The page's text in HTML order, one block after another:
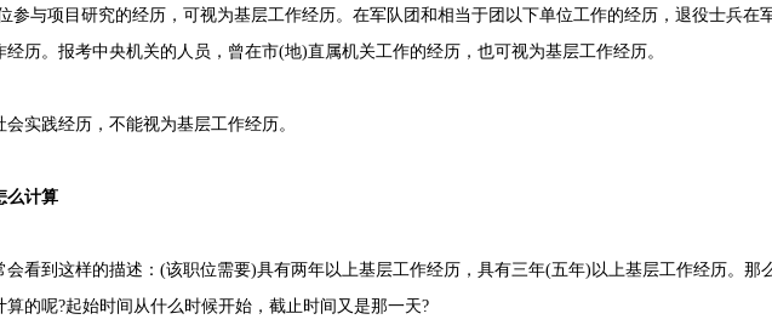
参与项目研究的经历，可视为基层工作经历。在军队团和相当于团以下单位工作的经历，退役士兵在
历。报考中央机关的人员，曾在市(地)直属机关工作的经历，也可视为基层工作经历。
践经历，不能视为基层工作经历。
计算
到这样的描述：(该职位需要)具有两年以上基层工作经历，具有三年(五年)以上基层工作经历。那
的呢?起始时间从什么时候开始，截止时间又是那一天?